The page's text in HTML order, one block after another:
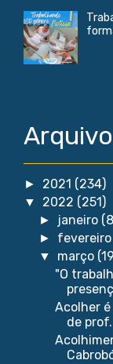
► 2021 (234)
▼ 2022 (251)
► janeiro
► fevereiro
▼ março
"O
Acolher
de